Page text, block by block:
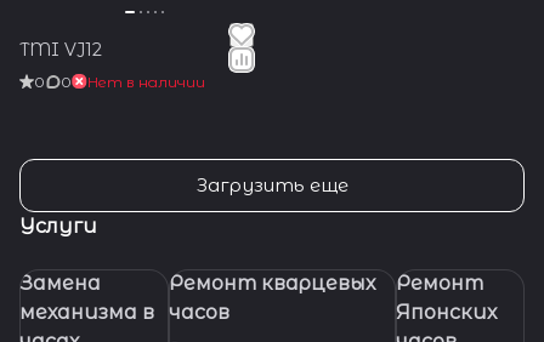
TMI VJ12
0 0 Нет в наличии
Загрузить еще
Услуги
Замена
механизма в
Ремонт кварцевых
часов
Ремонт
Японских